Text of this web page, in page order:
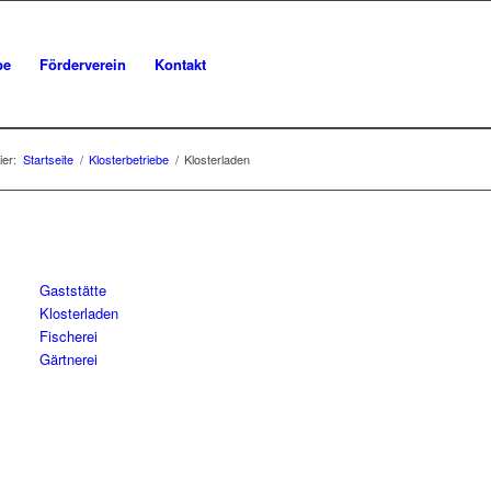
Förderverein Kontakt
Startseite / Klosterbetriebe / Klosterladen
Gaststätte
Klosterladen
Fischerei
Gärtnerei